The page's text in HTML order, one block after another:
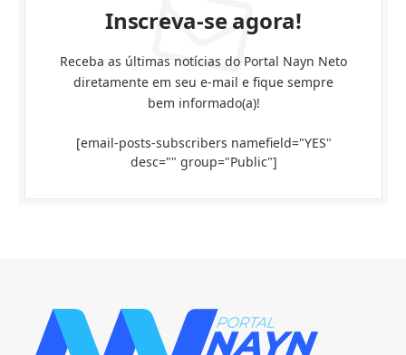
Inscreva-se agora!
Receba as últimas notícias do Portal Nayn Neto
diretamente em seu e-mail e fique sempre
bem informado(a)!
[email-posts-subscribers namefield="YES"
desc="" group="Public"]